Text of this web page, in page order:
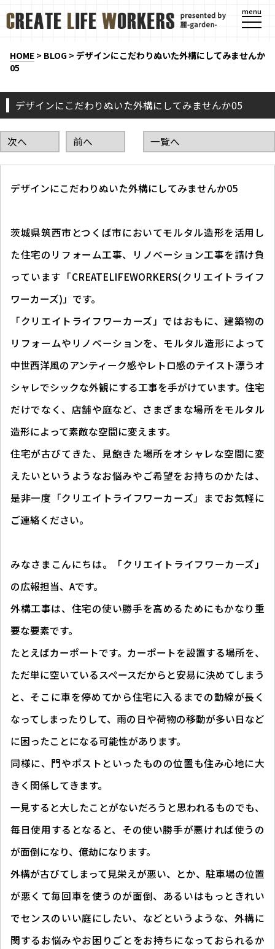
menu
HOME > BLOG > デザインにこだわりぬいた外構にしてみませんか
05
デザインにこだわりぬいた外構にしてみませんか05
次へ 前へ 一覧へ
デザインにこだわりぬいた外構にしてみませんか05
茨城県筑西市とつくば市においてモルタル造形を活用し
た住宅のリフォーム工事、リノベーション工事を請け負
っています「CREATELIFEWORKERS(クリエイトライフ
ワーカーズ)」です。
「クリエイトライフワーカーズ」ではおもに、建築物の
リフォームやリノベーションを、モルタル造形によって
中世西洋風のアンティーク感やレトロ感のテイスト漂うオ
シャレでシックな外観にする工事を手がけています。住宅
だけでなく、店舗や庭など、さまざまな場所をモルタル
造形によって素敵な空間に変えます。
住宅が古びてきた、見飽きた場所をオシャレな空間に変
えたいというようなお悩みやご希望をお持ちのかたは、
是非一度「クリエイトライフワーカーズ」までお気軽に
ご連絡ください。
みなさまこんにちは。「クリエイトライフワーカーズ」
の広報担当、Aです。
外構工事は、住宅の使い勝手を高めるためにもかなり重
要な要素です。
たとえばカーポートです。カーポートを設置する場所を、
ただ単に空いているスペースだからと安易に決めてしまう
と、そこに車を停めてから住宅に入るまでの動線が長く
なってしまったりして、雨の日や荷物の移動が多い日など
に困ったことになる可能性があります。
同様に、門やポストといったものの位置も住み心地に大
きく関係してきます。
一見すると大したことがないだろうと思われるものでも、
毎日使用するとなると、その使い勝手が悪ければ使うの
が面倒になり、億劫になります。
外構が古びてしまって見栄えが悪い、とか、駐車場の位置
が悪くて毎回車を使うのが面倒、あるいはもっときれい
でセンスのいい庭にしたい、などというような、外構に
関するお悩みやお困りごとをお持ちになっておられるか